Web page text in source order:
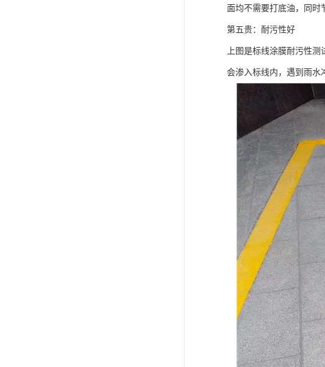
面均不需要打底油，同时
第五贵：耐污性好
上图是标线涂膜耐污性
会渗入标线内，遇到雨水